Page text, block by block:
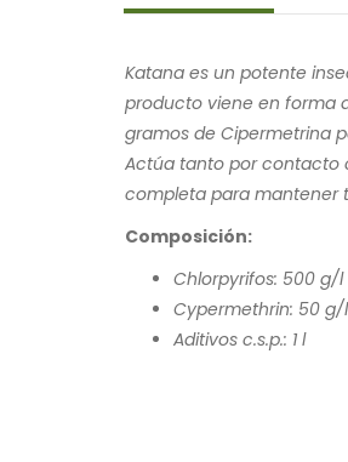
Katana es un potente
producto viene en forma
gramos de Cipermetrina
Actúa tanto por contacto
completa para mantener
Composición:
Chlorpyrifos: 500 g/l
Cypermethrin: 50 g/l
Aditivos c.s.p.: 1 l